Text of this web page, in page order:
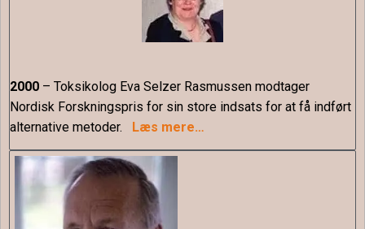
2000 – Toksikolog Eva Selzer Rasmussen modtager
Nordisk Forskningspris for sin store indsats for at få indført
alternative metoder.
Læs mere…